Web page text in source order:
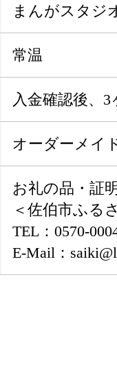
まんがスタジ
常温
入金確認後、
オーダーメイ
お礼の品・証
＜佐伯市ふる
TEL：0570-
E-Mail：